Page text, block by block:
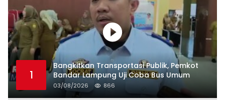
1
Bangkitkan Transportasi Publik, Pemkot
Bandar Lampung Uji Coba Bus Umum
03/08/2026 866